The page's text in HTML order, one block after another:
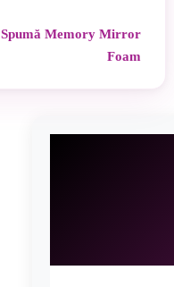
Spumă Memory Mirror
Foam